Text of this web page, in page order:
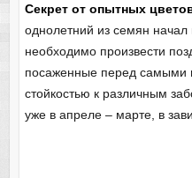
Секрет от опытных
однолетний из семян начал
необходимо произвести
посаженные перед самыми
стойкостью к различным
уже в апреле – марте, в